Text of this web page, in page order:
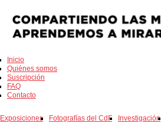
Inicio
Quiénes somos
Suscripción
FAQ
Contacto
Exposiciones Fotografías del CdF Investigación